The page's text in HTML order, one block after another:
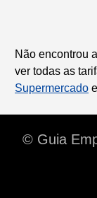
Não encontrou
ver todas as
Supermercado
© Guia